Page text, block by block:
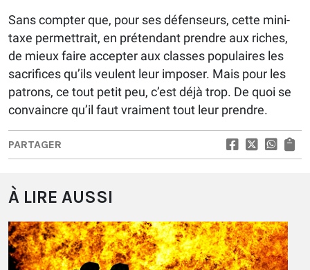
Sans compter que, pour ses défenseurs, cette mini-
taxe permettrait, en prétendant prendre aux riches,
de mieux faire accepter aux classes populaires les
sacrifices qu’ils veulent leur imposer. Mais pour les
patrons, ce tout petit peu, c’est déjà trop. De quoi se
convaincre qu’il faut vraiment tout leur prendre.
PARTAGER
À LIRE AUSSI